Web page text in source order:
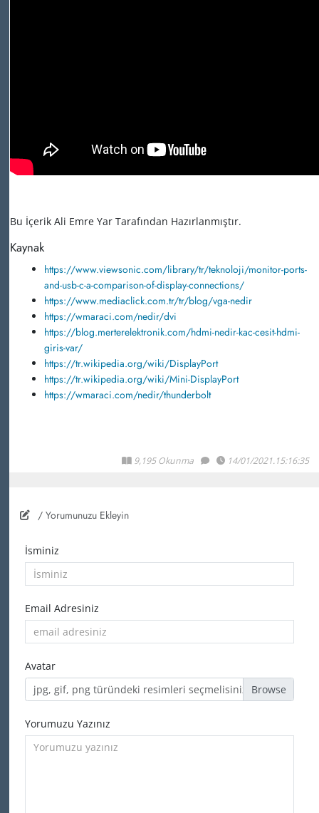
Bu İçerik Ali Emre Yar Tarafından Hazırlanmıştır.
Kaynak
https://www.viewsonic.com/library/tr/teknoloji/monitor-ports-
and-usb-c-a-comparison-of-display-connections/
https://www.mediaclick.com.tr/tr/blog/vga-nedir
https://wmaraci.com/nedir/dvi
https://blog.merterelektronik.com/hdmi-nedir-kac-cesit-hdmi-
giris-var/
https://tr.wikipedia.org/wiki/DisplayPort
https://tr.wikipedia.org/wiki/Mini-DisplayPort
https://wmaraci.com/nedir/thunderbolt
9,195 Okunma 14/01/2021.15:16:35
/ Yorumunuzu Ekleyin
İsminiz
Email Adresiniz
Avatar
jpg, gif, png türündeki resimleri seçmelisiniz
Yorumuzu Yazınız